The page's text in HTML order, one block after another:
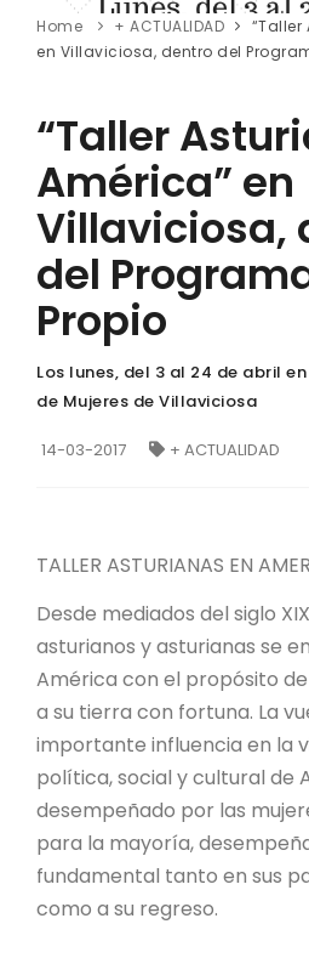
Home + ACTUALIDAD
en Villaviciosa, dentro del
“Taller
América” en
Villaviciosa,
del
Propio
Los lunes, del 3 al 24 de abril
de Mujeres de Villaviciosa
14-03-2017 + ACTUALIDAD
TALLER ASTURIANAS EN
Desde mediados del siglo
asturianos y asturianas se
América con el propósito
a su tierra con fortuna. La
importante influencia en la
política, social y cultural de
desempeñado por las
para la mayoría,
fundamental tanto en sus
como a su regreso.